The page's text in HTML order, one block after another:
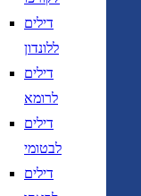
דילים
ללונדון
דילים
לרומא
דילים
לבטומי
דילים